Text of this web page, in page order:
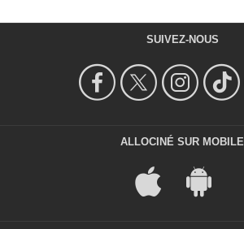
SUIVEZ-NOUS
ALLOCINÉ SUR MOBILE